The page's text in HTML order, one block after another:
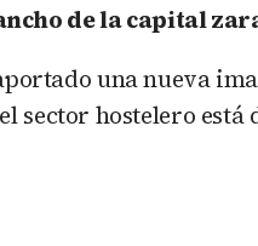
de la capital
una nueva
sector hostelero está